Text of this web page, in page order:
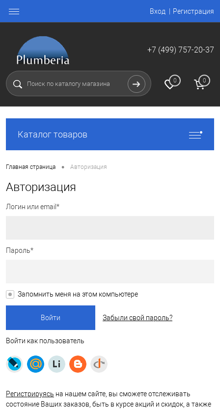
Вход Регистрация
+7 (499) 757-20-37
0 0
Каталог товаров
Главная страница • Авторизация
Авторизация
Логин или email*
Пароль*
Запомнить меня на этом компьютере
Забыли свой пароль?
Войти как пользователь
Регистрируясь на нашем сайте, вы сможете отслеживать
состояние Ваших заказов, быть в курсе акций и скидок, а также